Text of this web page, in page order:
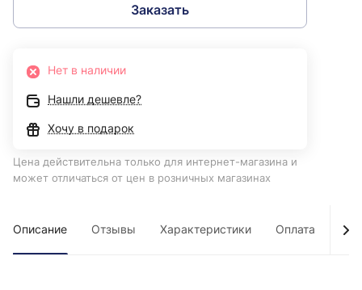
Заказать
Нет в наличии
Нашли дешевле?
Хочу в подарок
Цена действительна только для интернет-магазина и
может отличаться от цен в розничных магазинах
Описание Отзывы Характеристики Оплата